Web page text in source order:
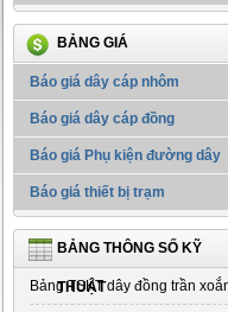
BẢNG GIÁ
Báo giá dây cáp nhôm
Báo giá dây cáp đồng
Báo giá Phụ kiện đường dây
Báo giá thiết bị trạm
BẢNG THÔNG SỐ KỸ
THUẬT
Bảng TSKT dây đồng trần